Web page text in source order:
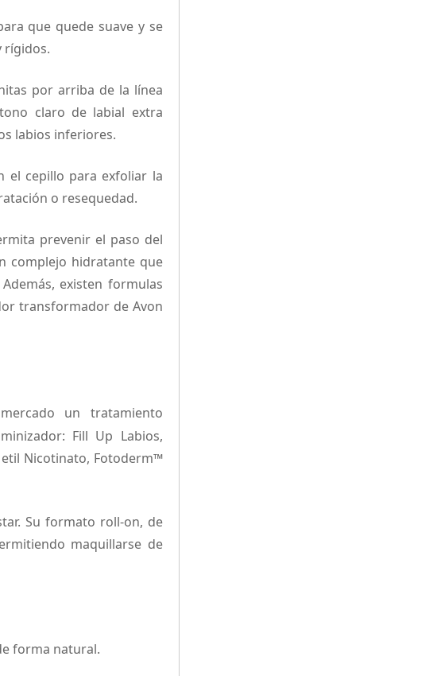
que quede suave y se
rígidos.
por arriba de la línea
claro de labial extra
labios inferiores.
el cepillo para exfoliar la
o resequedad.
prevenir el paso del
complejo hidratante que
existen formulas
transformador de Avon
un tratamiento
Fill Up Labios,
Nicotinato, Fotoderm™
Su formato roll-on, de
maquillarse de
forma natural.